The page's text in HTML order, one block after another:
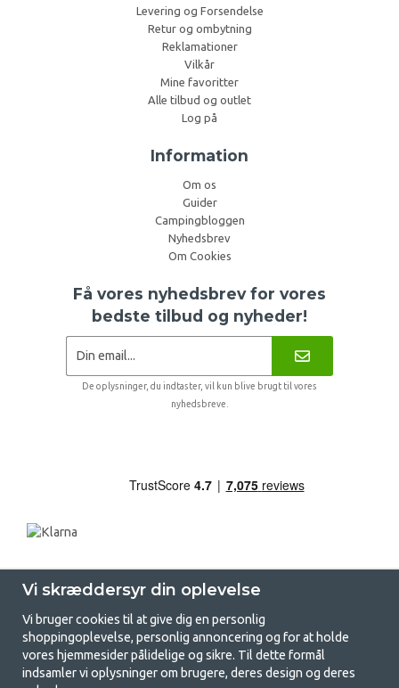
Levering og Forsendelse
Retur og ombytning
Reklamationer
Vilkår
Mine favoritter
Alle tilbud og outlet
Log på
Information
Om os
Guider
Campingbloggen
Nyhedsbrev
Om Cookies
Få vores nyhedsbrev for vores
bedste tilbud og nyheder!
De oplysninger, du indtaster, vil kun blive brugt til vores
nyhedsbreve.
Vi skræddersyr din oplevelse
Vi bruger cookies til at give dig en personlig
shoppingoplevelse, personlig annoncering og for at holde
vores hjemmesider pålidelige og sikre. Til dette formål
indsamler vi oplysninger om brugere, deres design og deres